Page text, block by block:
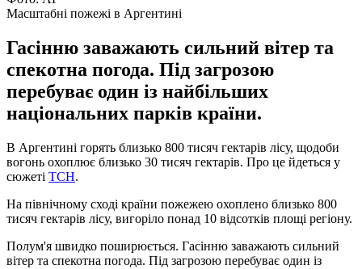
Масштабні пожежі в Аргентині
Гасінню заважають сильний вітер та
спекотна погода. Під загрозою
перебуває один із найбільших
національних парків країни.
В Аргентині горять близько 800 тисяч гектарів лісу, щодоби
вогонь охоплює близько 30 тисяч гектарів. Про це йдеться у
сюжеті ТСН.
На північному сході країни пожежею охоплено близько 800
тисяч гектарів лісу, вигоріло понад 10 відсотків площі регіону.
Полум'я швидко поширюється. Гасінню заважають сильний
вітер та спекотна погода. Під загрозою перебуває один із